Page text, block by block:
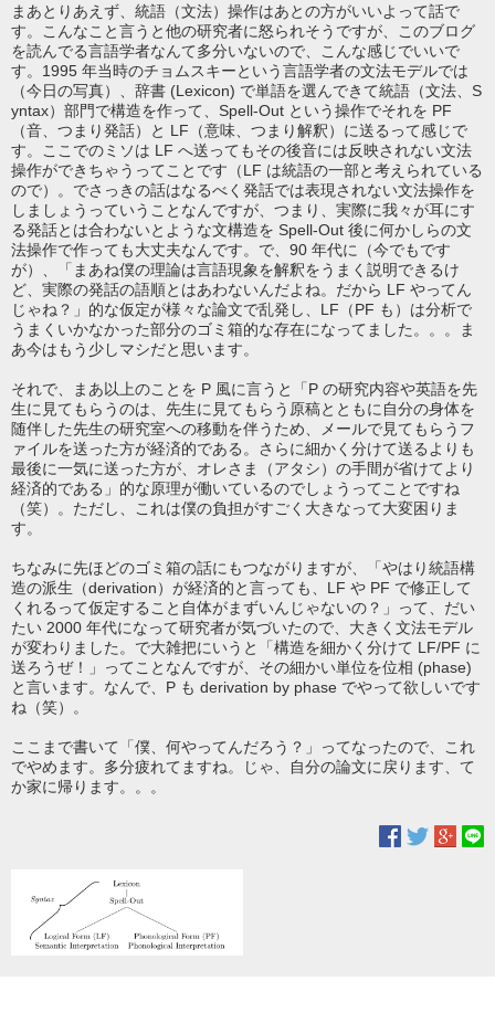
まあとりあえず、統語（文法）操作はあとの方がいいよって話で
す。こんなこと言うと他の研究者に怒られそうですが、このブログ
を読んでる言語学者なんて多分いないので、こんな感じでいいで
す。1995 年当時のチョムスキーという言語学者の文法モデルでは
（今日の写真）、辞書 (Lexicon) で単語を選んできて統語（文法、S
yntax）部門で構造を作って、Spell-Out という操作でそれを PF
（音、つまり発話）と LF（意味、つまり解釈）に送るって感じで
す。ここでのミソは LF へ送ってもその後音には反映されない文法
操作ができちゃうってことです（LF は統語の一部と考えられている
ので）。でさっきの話はなるべく発話では表現されない文法操作を
しましょうっていうことなんですが、つまり、実際に我々が耳にす
る発話とは合わないとような文構造を Spell-Out 後に何かしらの文
法操作で作っても大丈夫なんです。で、90 年代に（今でもです
が）、「まあね僕の理論は言語現象を解釈をうまく説明できるけ
ど、実際の発話の語順とはあわないんだよね。だから LF やってん
じゃね？」的な仮定が様々な論文で乱発し、LF（PF も）は分析で
うまくいかなかった部分のゴミ箱的な存在になってました。。。ま
あ今はもう少しマシだと思います。
それで、まあ以上のことを P 風に言うと「P の研究内容や英語を先
生に見てもらうのは、先生に見てもらう原稿とともに自分の身体を
随伴した先生の研究室への移動を伴うため、メールで見てもらうフ
ァイルを送った方が経済的である。さらに細かく分けて送るよりも
最後に一気に送った方が、オレさま（アタシ）の手間が省けてより
経済的である」的な原理が働いているのでしょうってことですね
（笑）。ただし、これは僕の負担がすごく大きなって大変困りま
す。
ちなみに先ほどのゴミ箱の話にもつながりますが、「やはり統語構
造の派生（derivation）が経済的と言っても、LF や PF で修正して
くれるって仮定すること自体がまずいんじゃないの？」って、だい
たい 2000 年代になって研究者が気づいたので、大きく文法モデル
が変わりました。で大雑把にいうと「構造を細かく分けて LF/PF に
送ろうぜ！」ってことなんですが、その細かい単位を位相 (phase)
と言います。なんで、P も derivation by phase でやって欲しいです
ね（笑）。
ここまで書いて「僕、何やってんだろう？」ってなったので、これ
でやめます。多分疲れてますね。じゃ、自分の論文に戻ります、て
か家に帰ります。。。